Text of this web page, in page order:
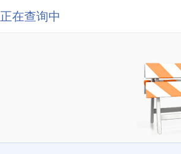
正在查询中